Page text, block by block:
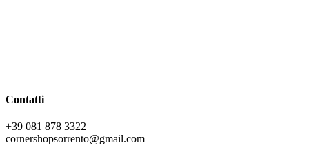
Contatti
+39 081 878 3322
cornershopsorrento@gmail.com